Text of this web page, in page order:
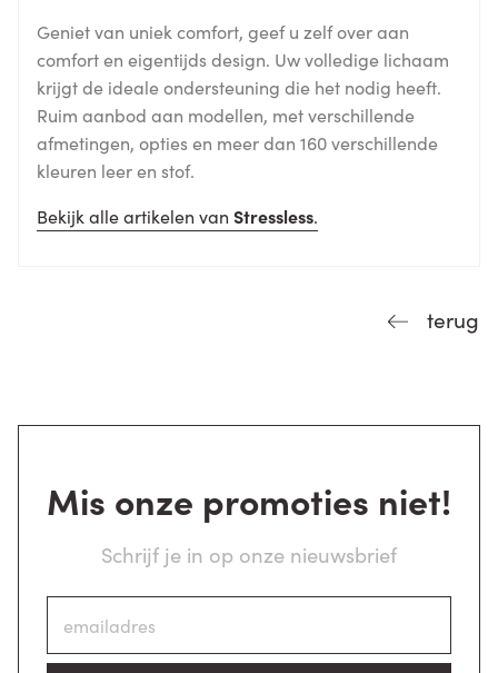
Geniet van uniek comfort, geef u zelf over aan
comfort en eigentijds design. Uw volledige lichaam
krijgt de ideale ondersteuning die het nodig heeft.
Ruim aanbod aan modellen, met verschillende
afmetingen, opties en meer dan 160 verschillende
kleuren leer en stof.
Bekijk alle artikelen van Stressless.
terug
Mis onze promoties niet!
Schrijf je in op onze nieuwsbrief